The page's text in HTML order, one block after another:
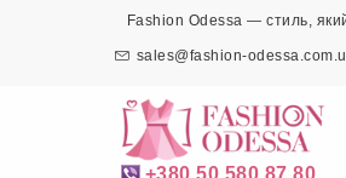
Fashion Odessa — стиль,
sales@fashion-
+380 50 580 87 80